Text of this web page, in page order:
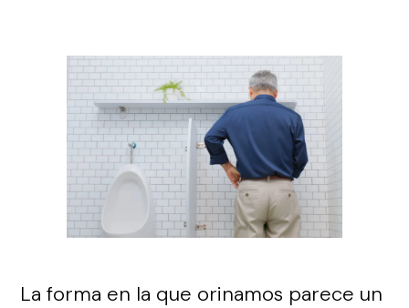
La forma en la que orinamos parece un